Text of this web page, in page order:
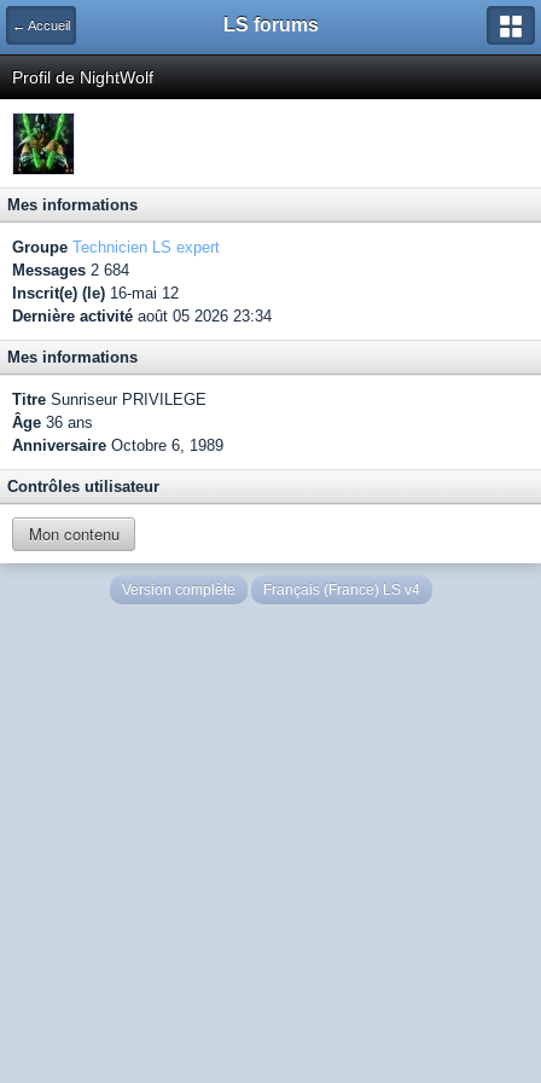
← Accueil LS forums
Profil de NightWolf
Mes informations
Groupe Technicien LS expert
Messages 2 684
Inscrit(e) (le) 16-mai 12
Dernière activité août 05 2026 23:34
Mes informations
Titre Sunriseur PRIVILEGE
Âge 36 ans
Anniversaire Octobre 6, 1989
Contrôles utilisateur
Mon contenu
Version complète Français (France) LS v4